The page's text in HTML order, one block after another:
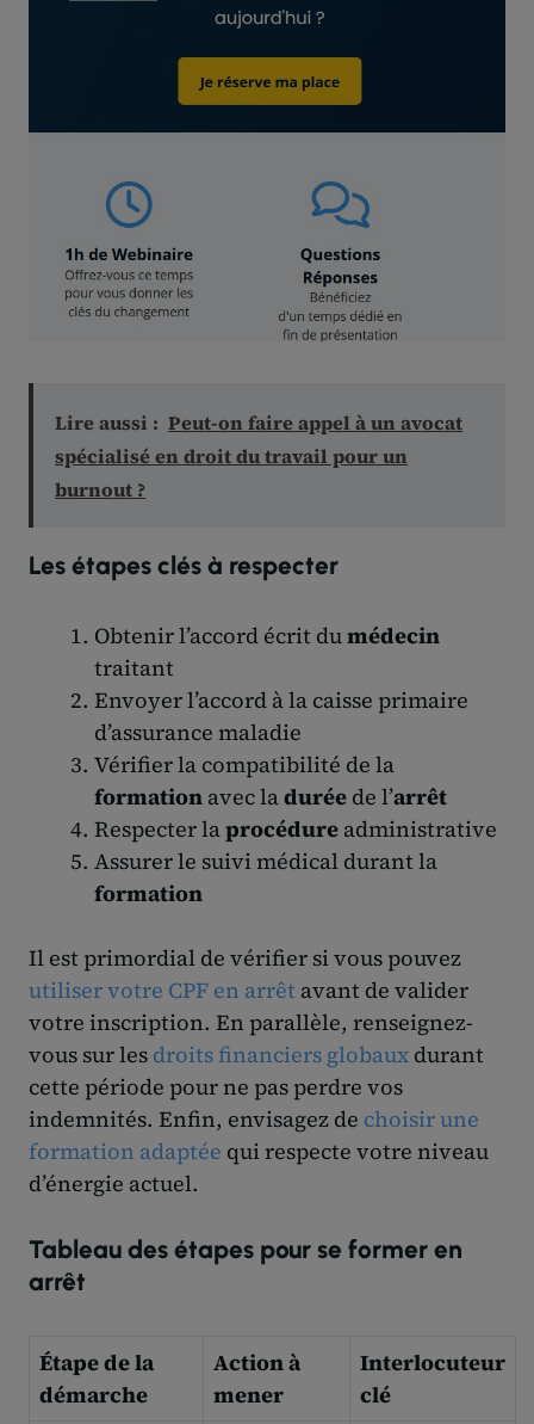
Lire aussi : Peut-on faire appel à un avocat
spécialisé en droit du travail pour un
burnout ?
Les étapes clés à respecter
Obtenir l’accord écrit dumédecin
traitant
Envoyer l’accord à la caisse primaire
d’assurance maladie
Vérifier la compatibilité de la
formationavec laduréede l’arrêt
Respecter laprocédureadministrative
Assurer le suivi médical durant la
formation
Il est primordial de vérifier si vous pouvez
utiliser votre CPF en arrêt avant de valider
votre inscription. En parallèle, renseignez-
vous sur les droits financiers globaux durant
cette période pour ne pas perdre vos
indemnités. Enfin, envisagez de choisir une
formation adaptée qui respecte votre niveau
d’énergie actuel.
Tableau des étapes pour se former en
arrêt
Étape de la
démarche
Action à
mener
Interlocuteur
clé